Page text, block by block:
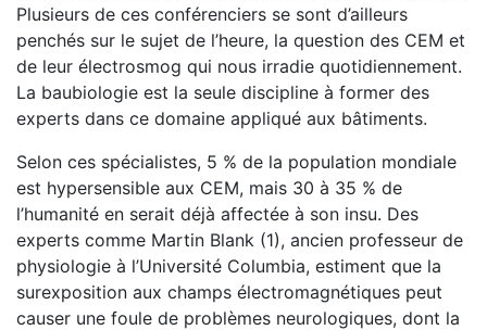
Plusieurs de ces conférenciers se sont d’ailleurs
penchés sur le sujet de l’heure, la question des CEM et
de leur électrosmog qui nous irradie quotidiennement.
La baubiologie est la seule discipline à former des
experts dans ce domaine appliqué aux bâtiments.
Selon ces spécialistes, 5 % de la population mondiale
est hypersensible aux CEM, mais 30 à 35 % de
l’humanité en serait déjà affectée à son insu. Des
experts comme Martin Blank (1), ancien professeur de
physiologie à l’Université Columbia, estiment que la
surexposition aux champs électromagnétiques peut
causer une foule de problèmes neurologiques, dont la